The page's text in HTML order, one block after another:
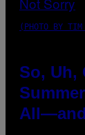
(PHOTO BY TIM
So, Uh,